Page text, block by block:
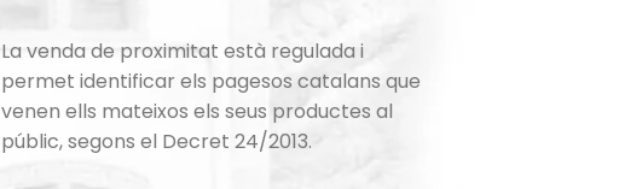
La venda de proximitat està regulada i
permet identificar els pagesos catalans que
venen ells mateixos els seus productes al
públic, segons el Decret 24/2013.